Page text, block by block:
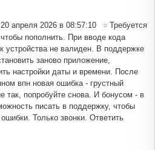
20 апреля 2026 в 08:57:10 # Требуется
пополнить. При вводе кода
устройства не валиден. В поддержке
заново приложение,
настройки даты и времени. После
впн новая ошибка - грустный
так, попробуйте снова. И бонусом - в
писать в поддержку, чтобы
Только звонки. Ответить